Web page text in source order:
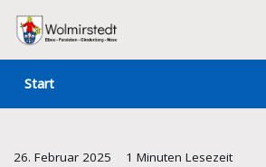
Zum
springen
Start
26. Februar 2025 1 Minuten Lesezeit